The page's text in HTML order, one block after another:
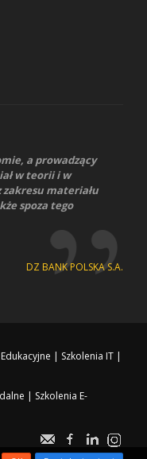
a prowadzący
w teorii i w
materiału
spoza tego
DZ BANK POLSKA S.A.
| Szkolenia IT |
| Szkolenia E-